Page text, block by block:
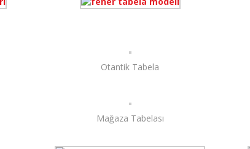
Otantik Tabela
Mağaza Tabelası